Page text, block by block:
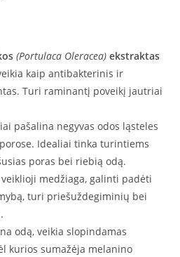
(Portulaca Oleracea)ekstraktas
kaip antibakterinis ir
Turi raminantį poveikį jautriai
pašalina negyvas odos ląsteles
Idealiai tinka turintiems
poras bei riebią odą.
veiklioji medžiaga, galinti padėti
turi priešuždegiminių bei
odą, veikia slopindamas
kurios sumažėja melanino